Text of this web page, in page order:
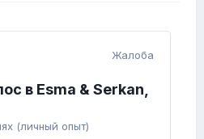
Жалоба
в Esma & Serkan,
(личный опыт)